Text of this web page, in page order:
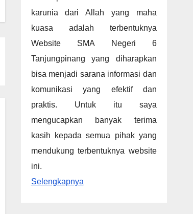
karunia dari Allah yang maha
kuasa adalah terbentuknya
Website SMA Negeri 6
Tanjungpinang yang diharapkan
bisa menjadi sarana informasi dan
komunikasi yang efektif dan
praktis. Untuk itu saya
mengucapkan banyak terima
kasih kepada semua pihak yang
mendukung terbentuknya website
ini.
Selengkapnya